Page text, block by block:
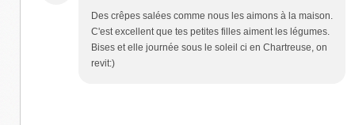
Des crêpes salées comme nous les aimons à la maison.
C'est excellent que tes petites filles aiment les légumes.
Bises et elle journée sous le soleil ci en Chartreuse, on
revit:)